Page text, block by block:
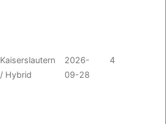
Kaiserslautern
/ Hybrid
2026-
09-28
4